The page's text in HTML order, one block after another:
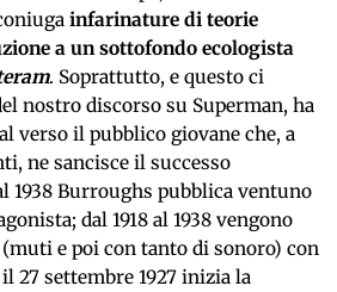
infarinature di teorie
a un sottofondo ecologista
. Soprattutto, e questo ci
nostro discorso su Superman, ha
verso il pubblico giovane che, a
ne sancisce il successo
1938 Burroughs pubblica ventuno
dal 1918 al 1938 vengono
e poi con tanto di sonoro) con
27 settembre 1927 inizia la